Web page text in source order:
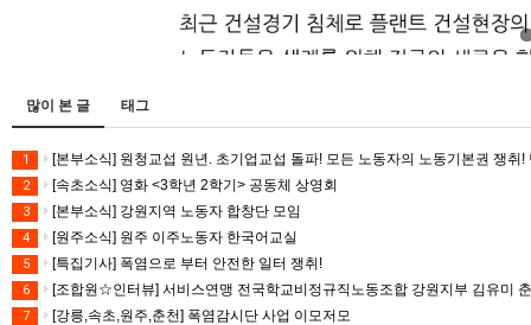
많이 본 글 태그
1 [본부소식] 원청교섭 원년. 초기업교섭 돌파! 모든 노동자의 노동기본권 쟁취
2 [속초소식] 영화 <3학년 2학기> 공동체 상영회
3 [본부소식] 강원지역 노동자 합창단 모임
4 [원주소식] 원주 이주노동자 한국어교실
5 [특집기사] 폭염으로 부터 안전한 일터 쟁취!
6 [조합원☆인터뷰] 서비스연맹 전국학교비정규직노동조합 강원지부 김유미
7 [강릉,속초,원주,춘천] 폭염감시단 사업 이모저모